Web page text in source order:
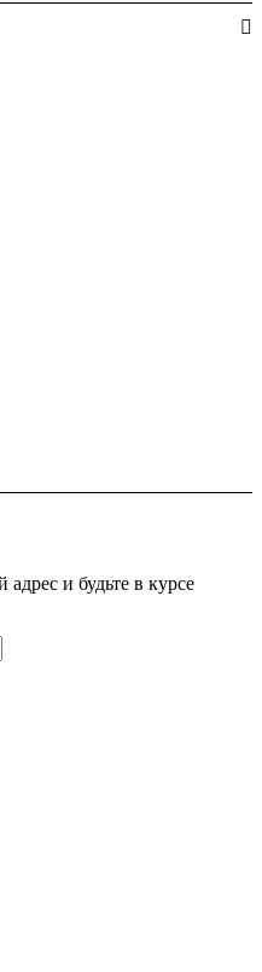
и будьте в курсе